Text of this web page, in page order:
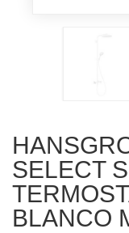
SELECT
BLANCO